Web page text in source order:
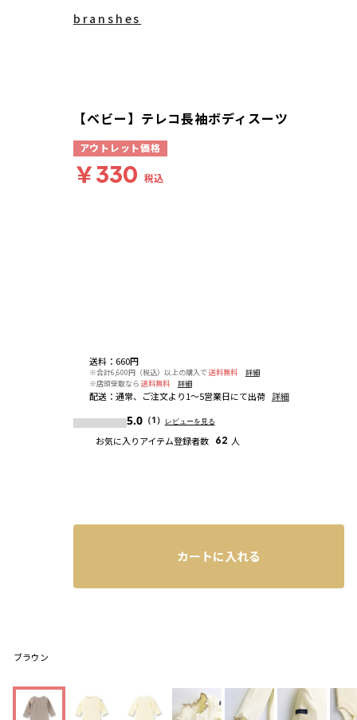
ブラウン
送料： 660円
※合計6,600円（税込）以上の購入で 送料無料
詳細
※店頭受取なら 送料無料 詳細
配送： 通常、ご注文より1～5営業日にて出荷 詳細
5.0（1） レビューを見る
お気に入りアイテム登録者数 62 人
branshes
【ベビー】テレコ長袖ボディスーツ
アウトレット価格
￥330 税込
カートに入れる